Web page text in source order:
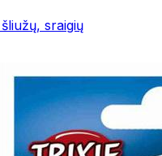
sraigių